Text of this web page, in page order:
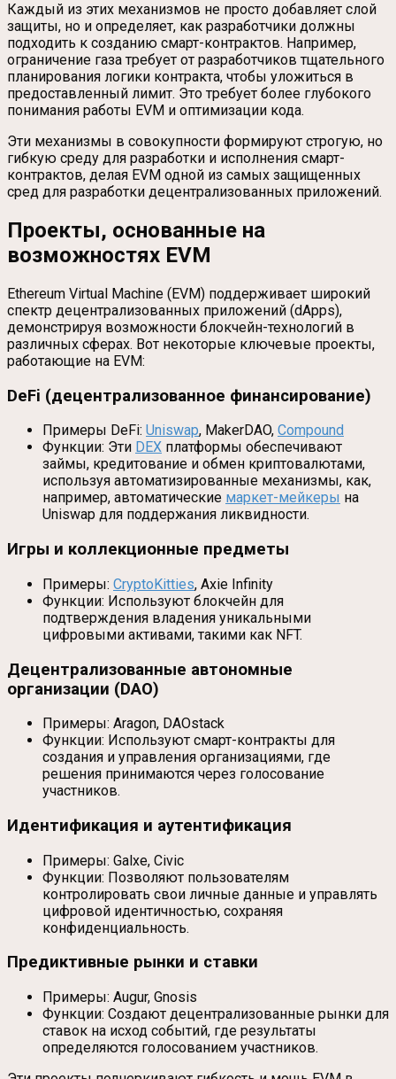
Каждый из этих механизмов не просто добавляет слой
защиты, но и определяет, как разработчики должны
подходить к созданию смарт-контрактов. Например,
ограничение газа требует от разработчиков тщательного
планирования логики контракта, чтобы уложиться в
предоставленный лимит. Это требует более глубокого
понимания работы EVM и оптимизации кода.
Эти механизмы в совокупности формируют строгую, но
гибкую среду для разработки и исполнения смарт-
контрактов, делая EVM одной из самых защищенных
сред для разработки децентрализованных приложений.
Проекты, основанные на
возможностях EVM
Ethereum Virtual Machine (EVM) поддерживает широкий
спектр децентрализованных приложений (dApps),
демонстрируя возможности блокчейн-технологий в
различных сферах. Вот некоторые ключевые проекты,
работающие на EVM:
DeFi (децентрализованное финансирование)
Примеры DeFi: Uniswap, MakerDAO, Compound
Функции: Эти DEX платформы обеспечивают
займы, кредитование и обмен криптовалютами,
используя автоматизированные механизмы, как,
например, автоматические маркет-мейкеры на
Uniswap для поддержания ликвидности.
Игры и коллекционные предметы
Примеры: CryptoKitties, Axie Infinity
Функции: Используют блокчейн для
подтверждения владения уникальными
цифровыми активами, такими как NFT.
Децентрализованные автономные
организации (DAO)
Примеры: Aragon, DAOstack
Функции: Используют смарт-контракты для
создания и управления организациями, где
решения принимаются через голосование
участников.
Идентификация и аутентификация
Примеры: Galxe, Civic
Функции: Позволяют пользователям
контролировать свои личные данные и управлять
цифровой идентичностью, сохраняя
конфиденциальность.
Предиктивные рынки и ставки
Примеры: Augur, Gnosis
Функции: Создают децентрализованные рынки для
ставок на исход событий, где результаты
определяются голосованием участников.